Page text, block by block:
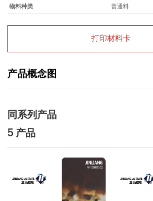
物料种类 普通料
打印材料卡
产品概念图
同系列产品
5 产品